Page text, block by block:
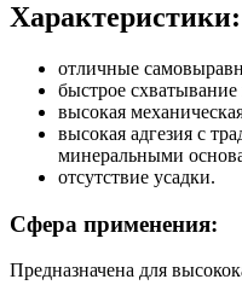
Характеристики:
отличные
быстрое
высокая
высокая адгезия с
минеральными
отсутствие усадки.
Сфера применения:
Предназначена для